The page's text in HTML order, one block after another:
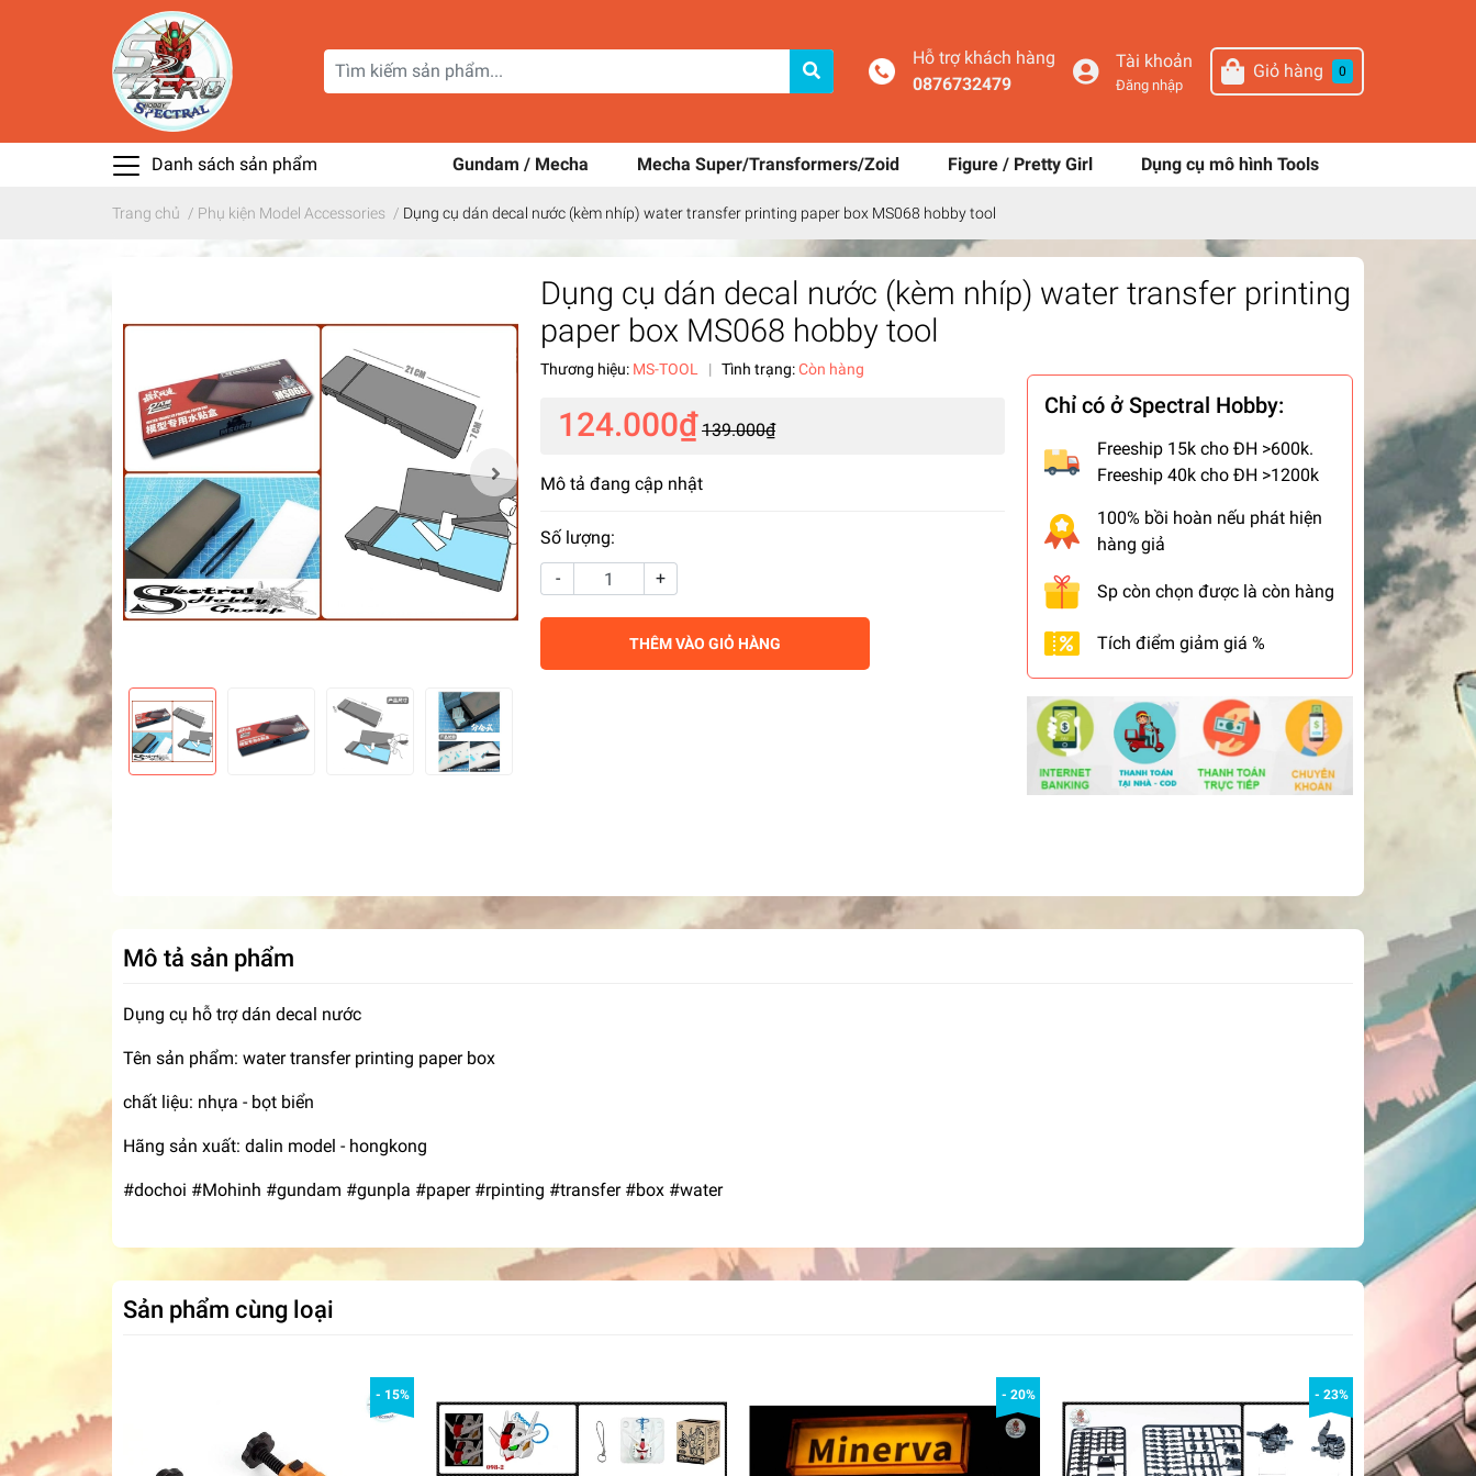
Hỗ trợ khách hàng
0876732479
Tài khoản
Đăng nhập
Giỏ hàng 0
Danh sách sản phẩm Gundam / Mecha Mecha Super/Transformers/Zoid Figure / Pretty Girl Dụng cụ mô hình Tools
Trang chủ / Phụ kiện Model Accessories / Dụng cụ dán decal nước (kèm nhíp) water transfer printing paper box MS068 hobby tool
Dụng cụ dán decal nước (kèm nhíp) water transfer printing
paper box MS068 hobby tool
Thương hiệu: MS-TOOL | Tình trạng:Còn hàng
124.000₫ 139.000₫
Mô tả đang cập nhật
Số lượng:
-
+
THÊM VÀO GIỎ HÀNG
Chỉ có ở Spectral Hobby:
Freeship 15k cho ĐH >600k.
Freeship 40k cho ĐH >1200k
100% bồi hoàn nếu phát hiện
hàng giả
Sp còn chọn được là còn hàng
Tích điểm giảm giá %
Mô tả sản phẩm
Dụng cụ hỗ trợ dán decal nước
Tên sản phẩm: water transfer printing paper box
chất liệu: nhựa - bọt biển
Hãng sản xuất: dalin model - hongkong
#dochoi #Mohinh #gundam #gunpla #paper #rpinting #transfer #box #water
Sản phẩm cùng loại
- 15% - 20% - 23%